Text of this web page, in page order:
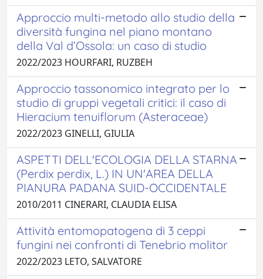
Approccio multi-metodo allo studio della
diversità fungina nel piano montano
della Val d’Ossola: un caso di studio
2022/2023 HOURFARI, RUZBEH
Approccio tassonomico integrato per lo
studio di gruppi vegetali critici: il caso di
Hieracium tenuiflorum (Asteraceae)
2022/2023 GINELLI, GIULIA
ASPETTI DELL'ECOLOGIA DELLA STARNA
(Perdix perdix, L.) IN UN'AREA DELLA
PIANURA PADANA SUID-OCCIDENTALE
2010/2011 CINERARI, CLAUDIA ELISA
Attività entomopatogena di 3 ceppi
fungini nei confronti di Tenebrio molitor
2022/2023 LETO, SALVATORE